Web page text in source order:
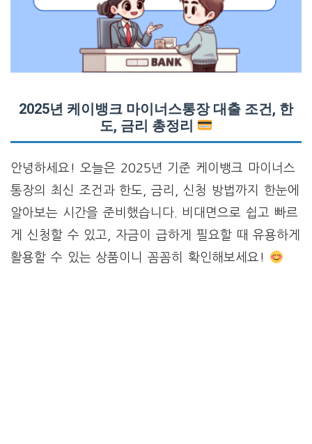
2025년 케이뱅크 마이너스통장 대출 조건, 한
도, 금리 총정리
안녕하세요! 오늘은 2025년 기준 케이뱅크 마이너스
통장의 최신 조건과 한도, 금리, 신청 방법까지 한눈에
알아보는 시간을 준비했습니다. 비대면으로 쉽고 빠르
게 신청할 수 있고, 자금이 급하게 필요할 때 유용하게
활용할 수 있는 상품이니 꼼꼼히 확인해보세요!